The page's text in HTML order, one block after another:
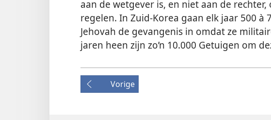
aan de wetgever is, en niet aan de
regelen. In Zuid-Korea gaan elk jaar 500 à
Jehovah de gevangenis in omdat ze
jaren heen zijn zo’n 10.000 Getuigen om
Vorige